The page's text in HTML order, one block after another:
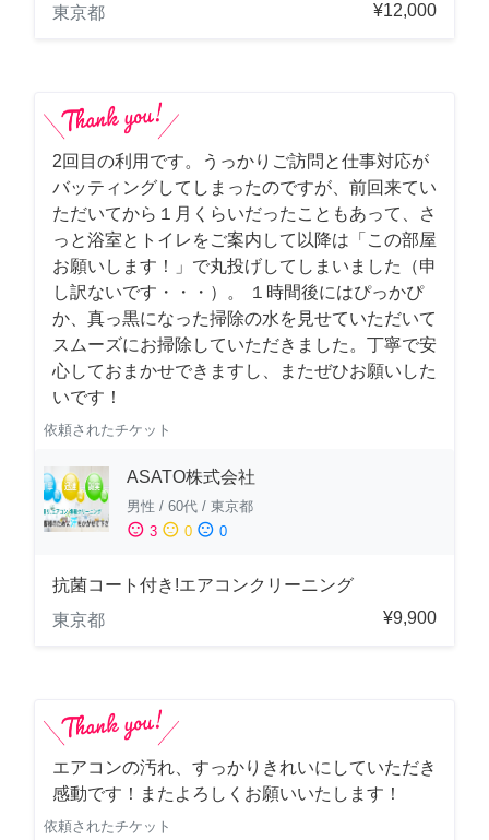
東京都
¥12,000
2回目の利用です。うっかりご訪問と仕事対応が
バッティングしてしまったのですが、前回来てい
ただいてから１月くらいだったこともあって、さ
っと浴室とトイレをご案内して以降は「この部屋
お願いします！」で丸投げしてしまいました（申
し訳ないです・・・）。 １時間後にはぴっかぴ
か、真っ黒になった掃除の水を見せていただいて
スムーズにお掃除していただきました。丁寧で安
心しておまかせできますし、またぜひお願いした
いです！
依頼されたチケット
ASATO株式会社
男性 / 60代 / 東京都
sentiment_satisfied 3 sentiment_neutral 0 sentiment_dissatisfied 0
抗菌コート付き!エアコンクリーニング
東京都
¥9,900
エアコンの汚れ、すっかりきれいにしていただき
感動です！またよろしくお願いいたします！
依頼されたチケット